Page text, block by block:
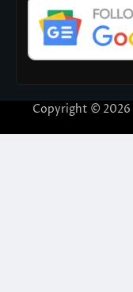
Copyright © 2026